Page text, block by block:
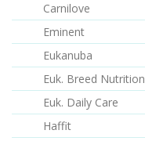
Carnilove
Eminent
Eukanuba
Euk. Breed Nutrition
Euk. Daily Care
Haffit